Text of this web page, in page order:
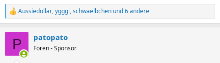
R
e
Aussiedollar,ygggi,schwaelbchen und 6 andere
P patopato
Foren - Sponsor